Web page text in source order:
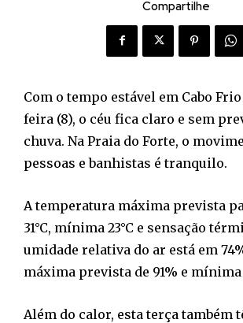
Compartilhe
Com o tempo estável em Cabo
feira (8), o céu fica claro e sem
chuva. Na Praia do Forte, o
pessoas e banhistas é tranquilo.
A temperatura máxima prevista
31°C, mínima 23°C e sensação
umidade relativa do ar está em
máxima prevista de 91% e mínima
Além do calor, esta terça também